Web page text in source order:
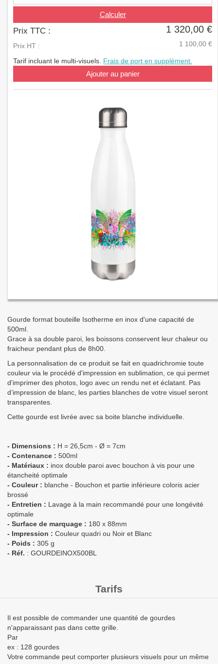
Calculer
Prix TTC : 1 320,00 €
Prix HT : 1 100,00 €
Tarif incluant le multi-visuels. Frais de port en supplément.
Ajouter au panier
Gourde format bouteille Isotherme en inox d'une capacité de
500ml.
Grace à sa double paroi, les boissons conservent leur chaleur ou
fraicheur pendant plus de 8h00.
La personnalisation de ce produit se fait en quadrichromie toute
couleur via le procédé d'impression en sublimation, ce qui permet
d'imprimer des photos, logo avec un rendu net et éclatant. Pas
d’impression de blanc, les parties blanches de votre visuel seront
transparentes.
Cette gourde est livrée avec sa boite blanche individuelle.
- Dimensions : H = 26,5cm - Ø = 7cm
- Contenance : 500ml
- Matériaux : inox double paroi avec bouchon à vis pour une
étancheité optimale
- Couleur : blanche - Bouchon et partie inférieure coloris acier
brossé
- Entretien : Lavage à la main recommandé pour une longévité
optimale
- Surface de marquage : 180 x 88mm
- Impression : Couleur quadri ou Noir et Blanc
- Poids : 305 g
- Réf. : GOURDEINOX500BL
Tarifs
Il est possible de commander une quantité de gourdes
n'apparaissant pas dans cette grille.
Par
ex : 128 gourdes
Votre commande peut comporter plusieurs visuels pour un même